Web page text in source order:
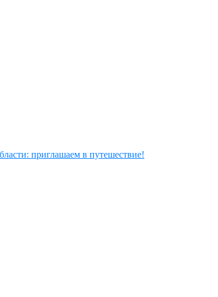
приглашаем в путешествие!